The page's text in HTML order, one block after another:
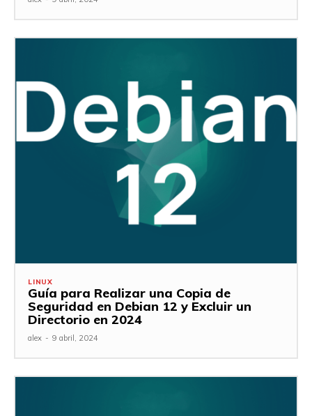
LINUX
Guía para Realizar una Copia de
Seguridad en Debian 12 y Excluir un
Directorio en 2024
alex - 9 abril, 2024